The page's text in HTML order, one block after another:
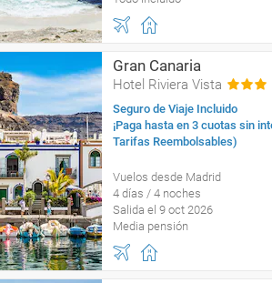
Gran Canaria
Hotel Riviera Vista
Seguro de Viaje Incluido
¡Paga hasta en 3 cuotas sin
Tarifas Reembolsables)
Vuelos desde Madrid
4 días / 4 noches
Salida el 9 oct 2026
Media pensión